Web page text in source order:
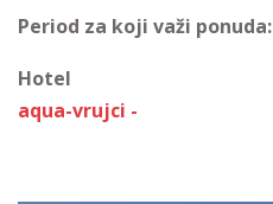
Period za koji važi ponuda:
Hotel
aqua-vrujci -